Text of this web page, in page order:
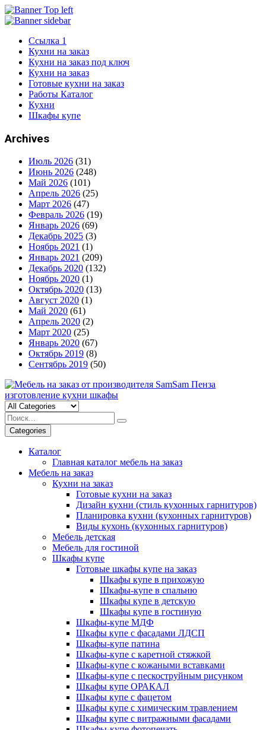
Ссылка 1
Кухни на заказ
Кухни на заказ под ключ
Кухни на заказ
Готовые кухни на заказ
Работы Каталог
Кухни
Шкафы купе
Archives
Июль 2026 (31)
Июнь 2026 (248)
Май 2026 (101)
Апрель 2026 (25)
Март 2026 (47)
Февраль 2026 (19)
Январь 2026 (69)
Декабрь 2025 (3)
Ноябрь 2021 (1)
Январь 2021 (209)
Декабрь 2020 (132)
Ноябрь 2020 (1)
Октябрь 2020 (13)
Август 2020 (1)
Май 2020 (61)
Апрель 2020 (2)
Март 2020 (25)
Январь 2020 (67)
Октябрь 2019 (8)
Сентябрь 2019 (50)
Categories
Каталог
Главная каталог мебель на заказ
Мебель на заказ
Кухни на заказ
Готовые кухни на заказ
Дизайн кухни (стиль кухонных гарнитуров)
Планировка кухни (кухонных гарнитуров)
Виды кухонь (кухонных гарнитуров)
Мебель детская
Мебель для гостиной
Шкафы купе
Готовые шкафы купе на заказ
Шкафы купе в прихожую
Шкафы-купе в спальню
Шкафы купе в детскую
Шкафы купе в гостиную
Шкафы-купе МДФ
Шкафы купе с фасадами ЛДСП
Шкафы-купе патина
Шкафы-купе с каретной стяжкой
Шкафы-купе с кожаными вставками
Шкафы-купе с пескоструйным рисунком
Шкафы купе ОРАКАЛ
Шкафы купе с фацетом
Шкафы купе с химическим травлением
Шкафы купе с витражными фасадами